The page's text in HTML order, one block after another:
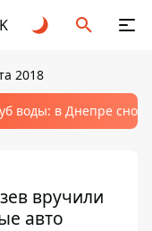
2018
воды: в Днепре
вручили
авто